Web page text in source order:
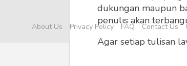
dukungan maupun
penulis akan
Agar setiap tulisan
About Us Privacy Policy FAQ Contact Us